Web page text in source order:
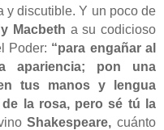
y discutible. Y un poco de
Macbeth a su codicioso
Poder: “para engañar al
apariencia; pon una
tus manos y lengua
la rosa, pero sé tú la
Shakespeare, cuánto